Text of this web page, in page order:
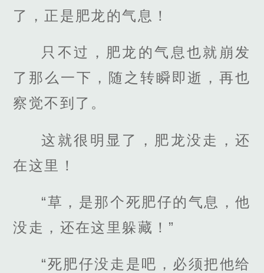
了，正是肥龙的气息！
只不过，肥龙的气息也就崩发
了那么一下，随之转瞬即逝，再也
察觉不到了。
这就很明显了，肥龙没走，还
在这里！
“草，是那个死肥仔的气息，他
没走，还在这里躲藏！”
“死肥仔没走是吧，必须把他给